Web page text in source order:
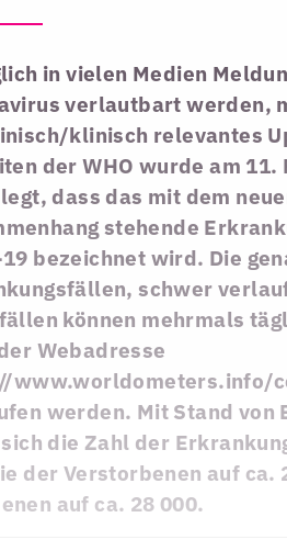
in vielen Medien
verlautbart werden,
klinisch relevantes
der WHO wurde am 11.
dass das mit dem
stehende
bezeichnet wird. Die
schwer
können mehrmals
Webadresse
www.worldometers.info/
werden. Mit Stand von
die Zahl der
der Verstorbenen auf ca.
auf ca. 28 000.